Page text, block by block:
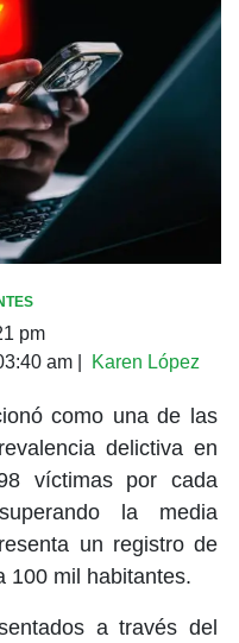
pm
am| Karen López
como una de las
delictiva en
víctimas por cada
la media
un registro de
100 mil habitantes.
a través del